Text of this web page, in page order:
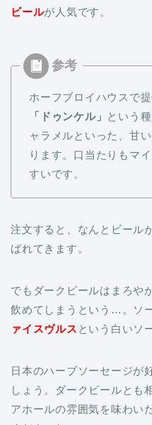
ビールが人気です。
ホーフブロイハウスで
「ドゥンケル」 という
ャラメルといった、甘
ります。口当たりもマ
すいです。
注文すると、なんとビール
ばれてきます。
でもダークビールはまろや
飲めてしまうという…。ソ
ァイスヴルス という白いソ
日本のハーブソーセージが
しょう。ダークビールとも
アホールの雰囲気を味わい